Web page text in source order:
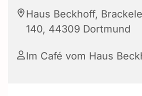
Haus Beckhoff,
140, 44309 Dortmund
Im Café vom Haus